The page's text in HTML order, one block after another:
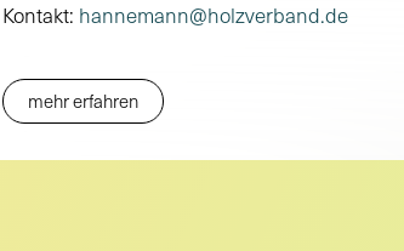
Kontakt: hannemann@holzverband.de
mehr erfahren